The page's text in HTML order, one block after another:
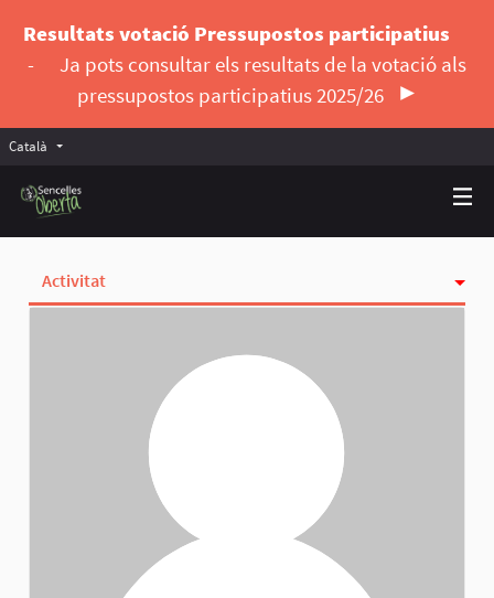
Resultats votació Pressupostos participatius
-
Ja pots consultar els resultats de la votació als
pressupostos participatius 2025/26
Català Triar la llengua
Activitat